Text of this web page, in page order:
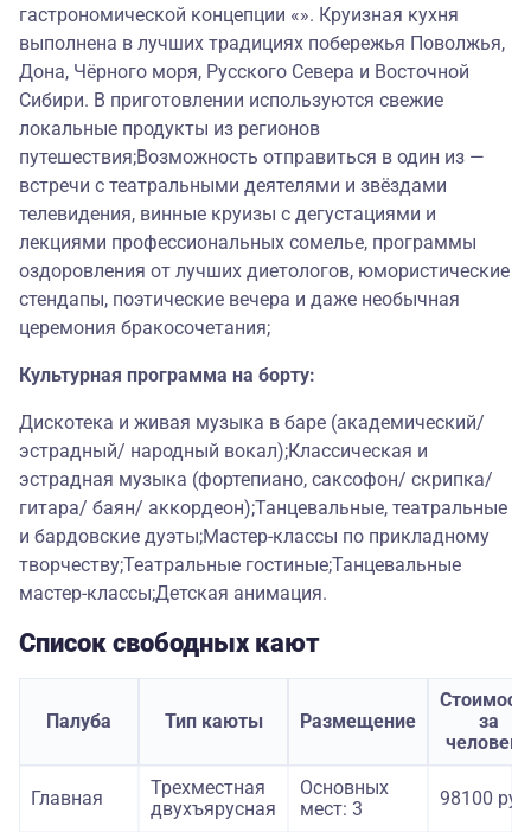
гастрономической концепции «». Круизная кухня
выполнена в лучших традициях побережья Поволжья,
Дона, Чёрного моря, Русского Севера и Восточной
Сибири. В приготовлении используются свежие
локальные продукты из регионов
путешествия;Возможность отправиться в один из —
встречи с театральными деятелями и звёздами
телевидения, винные круизы с дегустациями и
лекциями профессиональных сомелье, программы
оздоровления от лучших диетологов, юмористические
стендапы, поэтические вечера и даже необычная
церемония бракосочетания;
Культурная программа на борту:
Дискотека и живая музыка в баре (академический/
эстрадный/ народный вокал);Классическая и
эстрадная музыка (фортепиано, саксофон/ скрипка/
гитара/ баян/ аккордеон);Танцевальные, театральные
и бардовские дуэты;Мастер-классы по прикладному
творчеству;Театральные гостиные;Танцевальные
мастер-классы;Детская анимация.
Список свободных кают
Палуба Тип каюты Размещение
за
человека
Главная
Трехместная
двухъярусная
Основных
мест: 3
98100